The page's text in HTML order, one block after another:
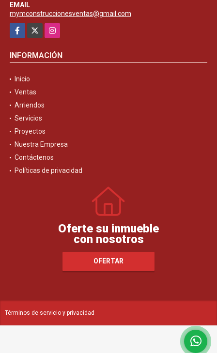
EMAIL
mymconstruccionesventas@gmail.com
Facebook
Instagram
INFORMACIÓN
Inicio
Ventas
Arriendos
Servicios
Proyectos
Nuestra Empresa
Contáctenos
Políticas de privacidad
Oferte su inmueble
con nosotros
OFERTAR
Términos de servicio y privacidad